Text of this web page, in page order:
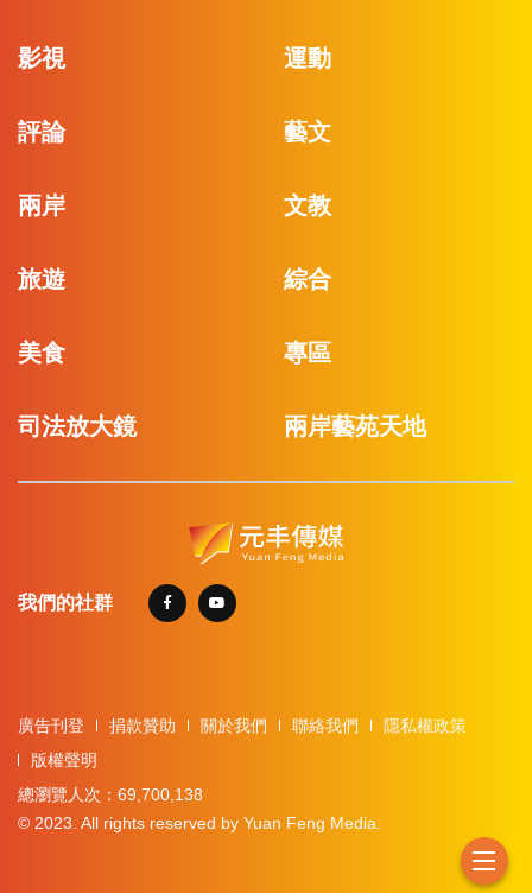
影視 運動
評論 藝文
兩岸 文教
旅遊 綜合
美食 專區
司法放大鏡 兩岸藝苑天地
我們的社群
廣告刊登 捐款贊助 關於我們 聯絡我們
隱私權政策
版權聲明
總瀏覽人次：69,700,138
© 2023. All rights reserved by Yuan Feng Media.